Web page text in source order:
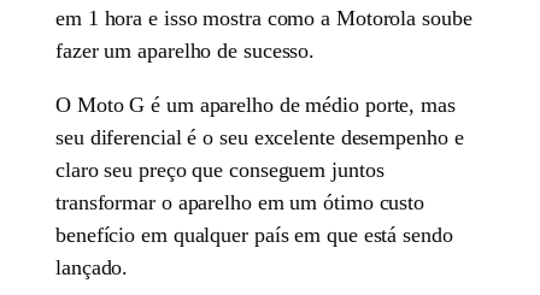
em 1 hora e isso mostra como a Motorola soube
fazer um aparelho de sucesso.
O Moto G é um aparelho de médio porte, mas
seu diferencial é o seu excelente desempenho e
claro seu preço que conseguem juntos
transformar o aparelho em um ótimo custo
benefício em qualquer país em que está sendo
lançado.